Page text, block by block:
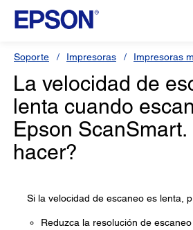
Soporte Impresoras Impresoras
La velocidad de
lenta cuando
Epson
hacer?
Si la velocidad de escaneo es lenta,
Reduzca la resolución de